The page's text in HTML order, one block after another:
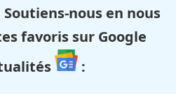
nous en nous
favoris sur Google
: